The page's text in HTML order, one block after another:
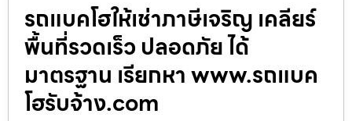
รถแบคโฮให้เช่าภาษีเจริญ เคลียร์
พื้นที่รวดเร็ว ปลอดภัย ได้
มาตรฐาน เรียกหา www.รถแบค
โฮรับจ้าง.com